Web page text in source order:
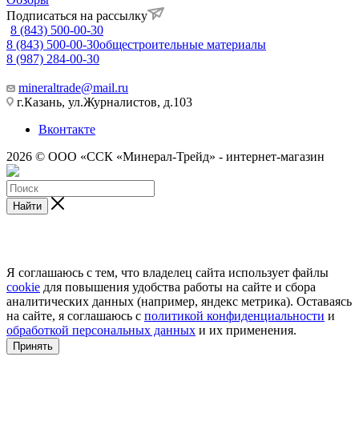
Подписаться на рассылку
8 (843) 500-00-30
8 (843) 500-00-30общестроительные материалы
8 (987) 284-00-30
mineraltrade@mail.ru
г.Казань, ул.Журналистов, д.103
Вконтакте
2026 © ООО «ССК «Минерал-Трейд» - интернет-магазин
Найти
Я соглашаюсь с тем, что владелец сайта использует файлы
cookie для повышения удобства работы на сайте и сбора
аналитических данных (например, яндекс метрика). Оставаясь
на сайте, я соглашаюсь с политикой конфиденциальности и
обработкой персональных данных и их применения.
Принять